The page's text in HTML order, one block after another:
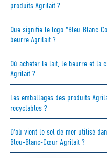
produits Agrilait ?
Que signifie le logo "Bleu-Blanc-
beurre Agrilait ?
Où acheter le lait, le beurre et la
Agrilait ?
Les emballages des produits
recyclables ?
D'où vient le sel de mer utilisé
Bleu-Blanc-Cœur Agrilait ?